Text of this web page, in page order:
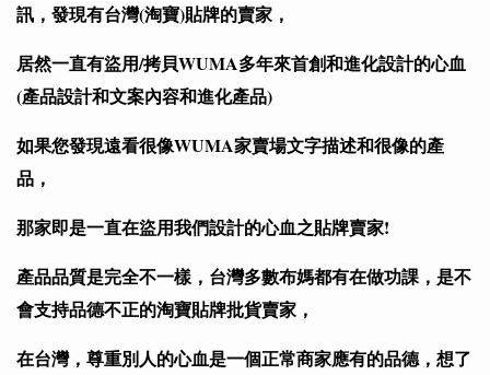
訊，發現有台灣(淘寶)貼牌的賣家，
居然一直有盜用/拷貝WUMA多年來首創和進化設計的心血
(產品設計和文案內容和進化產品)
如果您發現遠看很像WUMA家賣場文字描述和很像的產
品，
那家即是一直在盜用我們設計的心血之貼牌賣家!
產品品質是完全不一樣，台灣多數布媽都有在做功課，是不
會支持品德不正的淘寶貼牌批貨賣家，
在台灣，尊重別人的心血是一個正常商家應有的品德，想了